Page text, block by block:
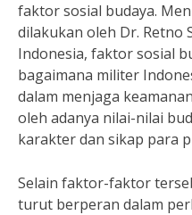
faktor sosial budaya.
dilakukan oleh Dr. Retno
Indonesia, faktor sosial
bagaimana militer
dalam menjaga
oleh adanya nilai-nilai
karakter dan sikap para
Selain faktor-faktor
turut berperan dalam